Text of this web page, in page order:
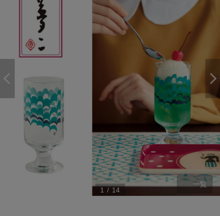
1 / 14
一覧